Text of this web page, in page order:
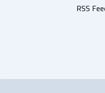
RSS